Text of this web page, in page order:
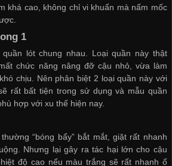
khá cao, không chỉ vi khuẩn mà nấm mốc
1
lót chung nhau. Loại quần này thật
chức năng nâng đỡ cậu nhỏ, vừa làm
chịu. Nên phân biệt 2 loại quần này với
rất bất tiện trong sử dụng và mẫu quần
hợp với xu thế hiện nay.
“bóng bẩy” bắt mắt, giặt rất nhanh
Nhưng lại gây ra tác hại lớn cho cậu
độ cao nếu màu trắng sẽ rất nhanh ố